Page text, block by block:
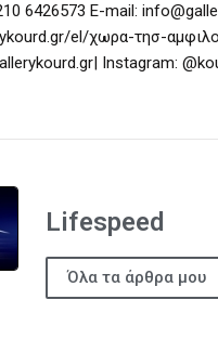
6426573 E-mail:
el/χωρα-τησ-
Instagram:
Lifespeed
Όλα τα άρθρα μου